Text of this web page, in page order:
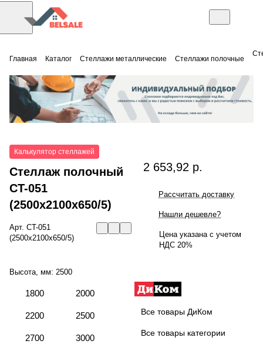
Главная Каталог Стеллажи металлические Стеллажи полочные
Калькулятор стеллажей
Стеллаж полочный
СT-051
(2500x2100x650/5)
Арт. СT-051
(2500x2100x650/5)
Высота, мм: 2500
1800 2000
2200 2500
2700 3000
2 653,92 р.
Рассчитать доставку
Нашли дешевле?
Цена указана с учетом
НДС 20%
Все товары ДиКом
Все товары категории